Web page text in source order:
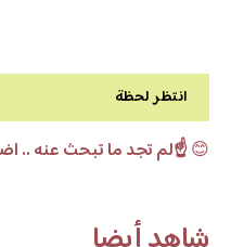
انتظر لحظة
😊☝️لم تجد ما تبحث عنه ..